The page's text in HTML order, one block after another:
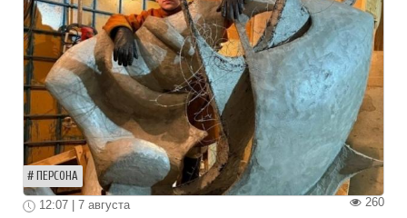
ПЕРСОНА
260
12:07 | 7 августа